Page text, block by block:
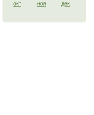
окт ноя дек